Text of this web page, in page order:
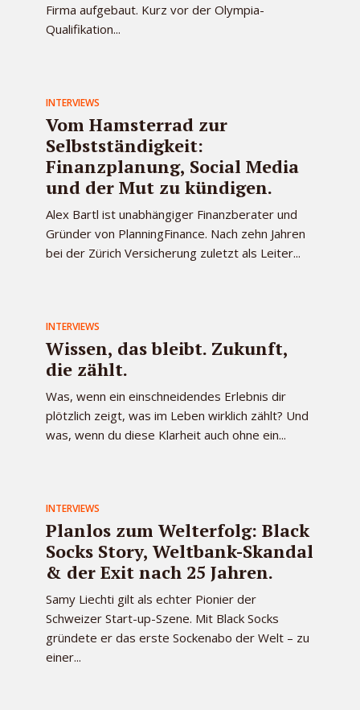
Firma aufgebaut. Kurz vor der Olympia-
Qualifikation...
INTERVIEWS
Vom Hamsterrad zur
Selbstständigkeit:
Finanzplanung, Social Media
und der Mut zu kündigen.
Alex Bartl ist unabhängiger Finanzberater und
Gründer von PlanningFinance. Nach zehn Jahren
bei der Zürich Versicherung zuletzt als Leiter...
INTERVIEWS
Wissen, das bleibt. Zukunft,
die zählt.
Was, wenn ein einschneidendes Erlebnis dir
plötzlich zeigt, was im Leben wirklich zählt? Und
was, wenn du diese Klarheit auch ohne ein...
INTERVIEWS
Planlos zum Welterfolg: Black
Socks Story, Weltbank-Skandal
& der Exit nach 25 Jahren.
Samy Liechti gilt als echter Pionier der
Schweizer Start-up-Szene. Mit Black Socks
gründete er das erste Sockenabo der Welt – zu
einer...